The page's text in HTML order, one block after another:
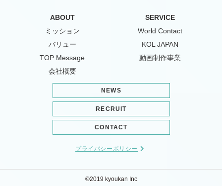
ABOUT
ミッション
バリュー
TOP Message
会社概要
SERVICE
World Contact
KOL JAPAN
動画制作事業
NEWS
RECRUIT
CONTACT
プライバシーポリシー
©2019 kyoukan Inc